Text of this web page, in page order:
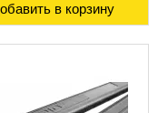
в корзину